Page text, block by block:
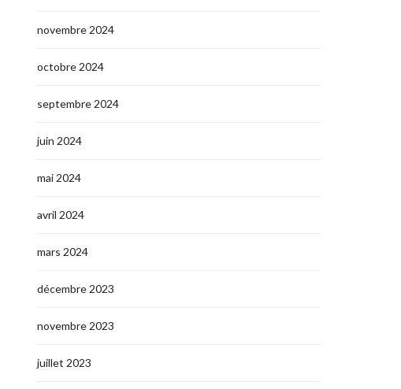
novembre 2024
octobre 2024
septembre 2024
juin 2024
mai 2024
avril 2024
mars 2024
décembre 2023
novembre 2023
juillet 2023